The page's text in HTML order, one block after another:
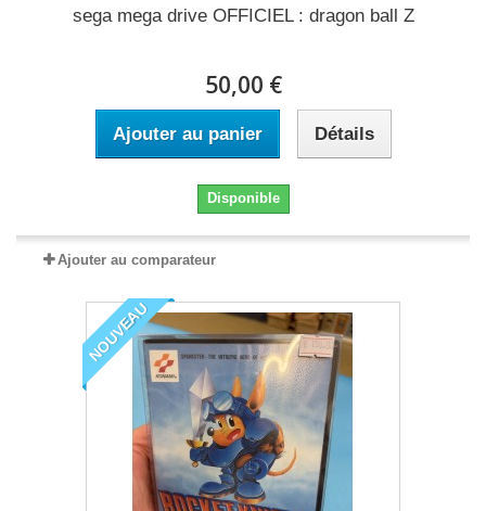
sega mega drive OFFICIEL : dragon ball Z
50,00 €
Ajouter au panier Détails
Disponible
Ajouter au comparateur
NOUVEAU